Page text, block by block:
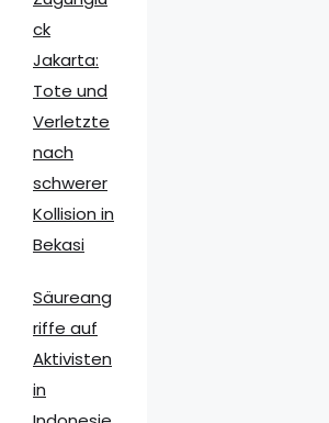
ck
Jakarta:
Tote und
Verletzte
nach
schwerer
Kollision in
Bekasi
Säureang
riffe auf
Aktivisten
in